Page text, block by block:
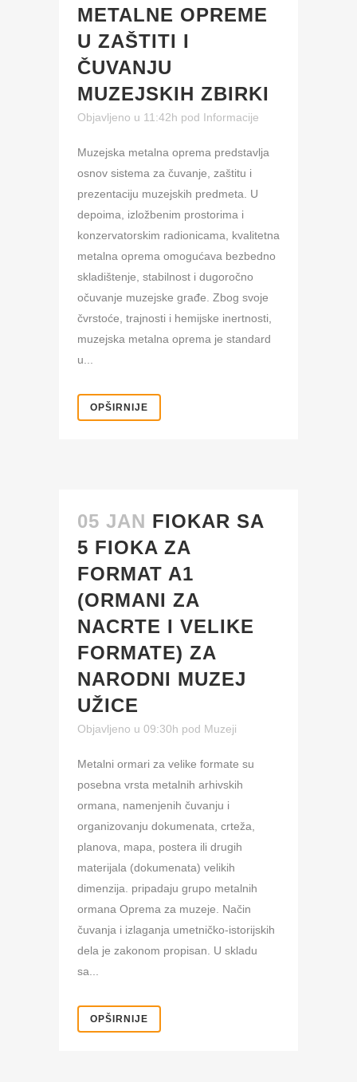
METALNE OPREME
U ZAŠTITI I
ČUVANJU
MUZEJSKIH ZBIRKI
Objavljeno u 11:42h pod Informacije
Muzejska metalna oprema predstavlja
osnov sistema za čuvanje, zaštitu i
prezentaciju muzejskih predmeta. U
depoima, izložbenim prostorima i
konzervatorskim radionicama, kvalitetna
metalna oprema omogućava bezbedno
skladištenje, stabilnost i dugoročno
očuvanje muzejske građe. Zbog svoje
čvrstoće, trajnosti i hemijske inertnosti,
muzejska metalna oprema je standard
u...
OPŠIRNIJE
05 JAN FIOKAR SA
5 FIOKA ZA
FORMAT A1
(ORMANI ZA
NACRTE I VELIKE
FORMATE) ZA
NARODNI MUZEJ
UŽICE
Objavljeno u 09:30h pod Muzeji
Metalni ormari za velike formate su
posebna vrsta metalnih arhivskih
ormana, namenjenih čuvanju i
organizovanju dokumenata, crteža,
planova, mapa, postera ili drugih
materijala (dokumenata) velikih
dimenzija. pripadaju grupo metalnih
ormana Oprema za muzeje. Način
čuvanja i izlaganja umetničko-istorijskih
dela je zakonom propisan. U skladu
sa...
OPŠIRNIJE